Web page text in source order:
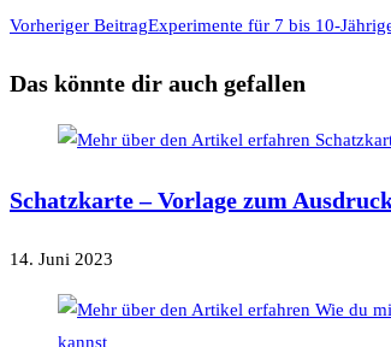
Vorheriger BeitragExperimente für 7 bis 10-
Das könnte dir auch gefallen
Schatzkarte – Vorlage zum
14. Juni 2023